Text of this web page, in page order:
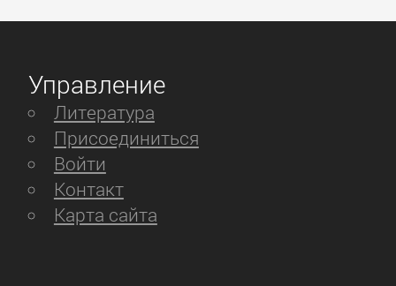
Управление
Литература
Присоединиться
Войти
Контакт
Карта сайта